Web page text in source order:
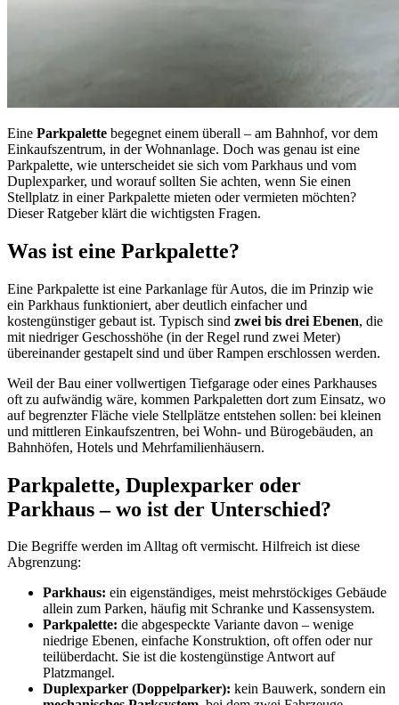
Eine Parkpalette begegnet einem überall – am Bahnhof, vor dem
Einkaufszentrum, in der Wohnanlage. Doch was genau ist eine
Parkpalette, wie unterscheidet sie sich vom Parkhaus und vom
Duplexparker, und worauf sollten Sie achten, wenn Sie einen
Stellplatz in einer Parkpalette mieten oder vermieten möchten?
Dieser Ratgeber klärt die wichtigsten Fragen.
Was ist eine Parkpalette?
Eine Parkpalette ist eine Parkanlage für Autos, die im Prinzip wie
ein Parkhaus funktioniert, aber deutlich einfacher und
kostengünstiger gebaut ist. Typisch sind zwei bis drei Ebenen, die
mit niedriger Geschosshöhe (in der Regel rund zwei Meter)
übereinander gestapelt sind und über Rampen erschlossen werden.
Weil der Bau einer vollwertigen Tiefgarage oder eines Parkhauses
oft zu aufwändig wäre, kommen Parkpaletten dort zum Einsatz, wo
auf begrenzter Fläche viele Stellplätze entstehen sollen: bei kleinen
und mittleren Einkaufszentren, bei Wohn- und Bürogebäuden, an
Bahnhöfen, Hotels und Mehrfamilienhäusern.
Parkpalette, Duplexparker oder
Parkhaus – wo ist der Unterschied?
Die Begriffe werden im Alltag oft vermischt. Hilfreich ist diese
Abgrenzung:
Parkhaus: ein eigenständiges, meist mehrstöckiges Gebäude
allein zum Parken, häufig mit Schranke und Kassensystem.
Parkpalette: die abgespeckte Variante davon – wenige
niedrige Ebenen, einfache Konstruktion, oft offen oder nur
teilüberdacht. Sie ist die kostengünstige Antwort auf
Platzmangel.
Duplexparker (Doppelparker): kein Bauwerk, sondern ein